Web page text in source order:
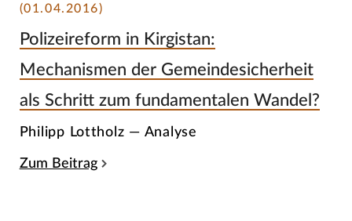
(01.04.2016)
Polizeireform in Kirgistan:
Mechanismen der Gemeindesicherheit
als Schritt zum fundamentalen Wandel?
Philipp Lottholz — Analyse
Zum Beitrag